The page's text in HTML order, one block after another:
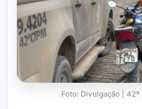
Foto: Divulgação | 42ª